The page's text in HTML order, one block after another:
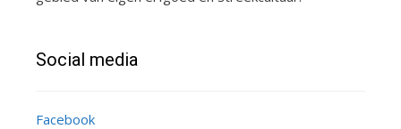
Social media
Facebook